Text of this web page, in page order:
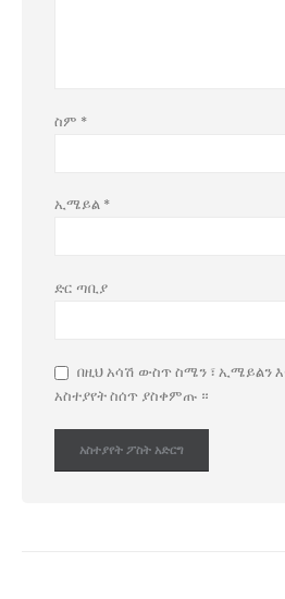
ስም *
ኢሜይል *
ድር ጣቢያ
በዚህ አሳሽ ውስጥ ስሜን ፣ ኢሜይልን
አስተያየት ስሰጥ ያስቀምጡ ።